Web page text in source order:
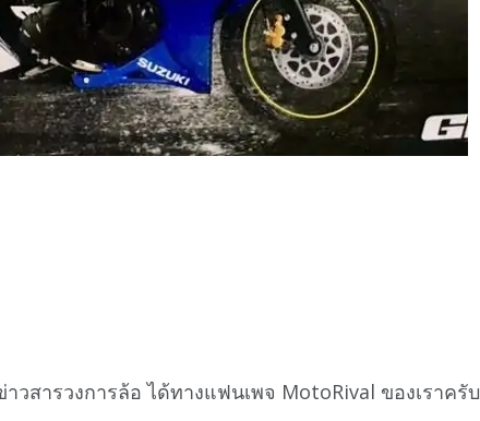
วสารวงการล้อ ได้ทางแฟนเพจ MotoRival ของเราครับ